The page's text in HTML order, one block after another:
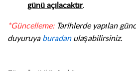
günüaçılacaktır.
*Güncelleme: Tarihlerde yapılan
duyuruyaburadanulaşabilirsiniz.